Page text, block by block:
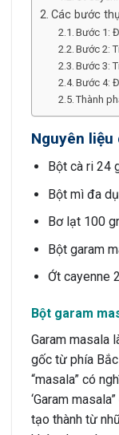
Các bước
Bước 1:
Bước 2:
Bước 3:
Bước 4:
Thành
Nguyên liệu
Bột cà ri 24
Bột mì đa
Bơ lạt 100 gr
Bột garam
Ớt cayenne
Bột garam
Garam masala
gốc từ phía Bắc
“masala” có
‘Garam
tạo thành từ